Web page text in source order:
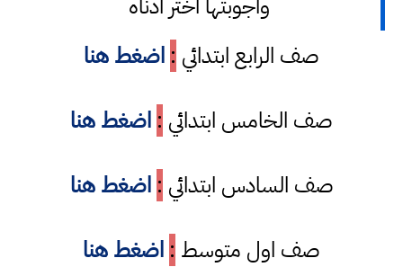
صف الرابع ابتدائي : اضغط هنا
صف الخامس ابتدائي : اضغط هنا
صف السادس ابتدائي : اضغط هنا
صف اول متوسط : اضغط هنا